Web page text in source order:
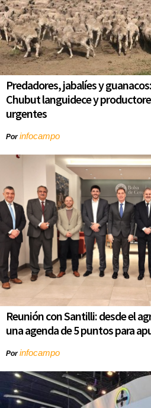
Predadores, jabalíes y
Chubut languidece y
urgentes
Porinfocampo
Reunión con Santilli: desde el
una agenda de 5 puntos para
Porinfocampo